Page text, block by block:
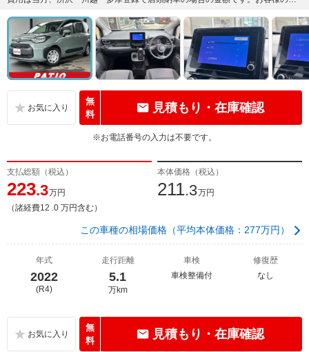
無
料
見積もり・在庫確認
※お電話番号の入力は不要です。
支払総額（税込）
223.3万円
（諸経費12 .0 万円含む）
本体価格（税込）
211.3万円
この車種の相場価格（平均本体価格：277万円）
年式
2022
(R4)
走行距離
5.1
万km
車検
車検整備付
修復歴
なし
無
料
見積もり・在庫確認